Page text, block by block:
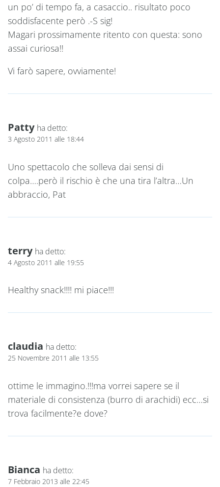
un po’ di tempo fa, a casaccio.. risultato poco
soddisfacente però .-S sig!
Magari prossimamente ritento con questa: sono
assai curiosa!!
Vi farò sapere, ovviamente!
Patty ha detto:
3 Agosto 2011 alle 18:44
Uno spettacolo che solleva dai sensi di
colpa….però il rischio è che una tira l’altra…Un
abbraccio, Pat
terry ha detto:
4 Agosto 2011 alle 19:55
Healthy snack!!!! mi piace!!!
claudia ha detto:
25 Novembre 2011 alle 13:55
ottime le immagino.!!!ma vorrei sapere se il
materiale di consistenza (burro di arachidi) ecc…si
trova facilmente?e dove?
Bianca ha detto:
7 Febbraio 2013 alle 22:45